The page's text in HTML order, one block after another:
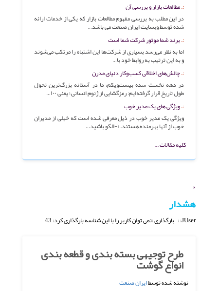
مطالعات بازار و بررسی آن
در این مطلب به بررسی مفهوم مطالعات بازار که یکی از خدمات ارائه
شده توسط وبسایت ایران صنعت می باشد…
برند شما موتور شرکت شما است
اما به نظر می‌رسد بسیاری از شرکت‌ها این اشتباه را مرتکب می‌شوند
و به این ترتیب به روابط خود با…
چالش‌های اخلاقی کسب‌وکار دنیای مدرن
در دهه نخست سده بیست‌ویکم، ما در آستانه بزرگ‌ترین تحول
طول تاریخ قرار گرفته‌ایم: رمزگشایی از ژنوم انسانی؛ یعنی ۱۰۰…
ویژگی های یک مدیر خوب
ویژگی یک مدیر خوب در ذیل معرفی شده است که خیلی از مدیران
خوب از آنها بهرمنده هستند. ۱-الگو باشید…
کلیه مقالات ...
×
هشدار
JUser: :_بارگذاری :نمی توان کاربر را با این شناسه بارگذاری کرد: 43
طرح توجیهی بسته بندی و قطعه بندی
انواع گوشت
نوشته شده توسطایران صنعت